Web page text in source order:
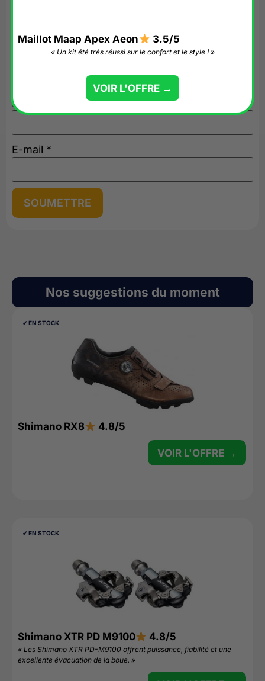
Votre avis
Nom
E-mail *
Nos suggestions du moment
✔︎ EN STOCK
Shimano RX8 4.8/5
VOIR L'OFFRE →
✔︎ EN STOCK
Shimano XTR PD M9100 4.8/5
« Les Shimano XTR PD-M9100 offrent puissance, fiabilité et une
excellente évacuation de la boue. »
Maillot Maap Apex Aeon 3.5/5
« Un kit été très réussi sur le confort et le style ! »
VOIR L'OFFRE →